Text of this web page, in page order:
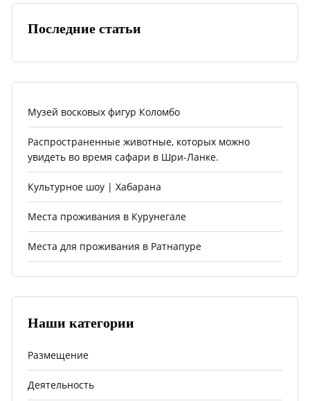
Последние статьи
Музей восковых фигур Коломбо
Распространенные животные, которых можно
увидеть во время сафари в Шри-Ланке.
Культурное шоу | Хабарана
Места проживания в Курунегале
Места для проживания в Ратнапуре
Наши категории
Размещение
Деятельность